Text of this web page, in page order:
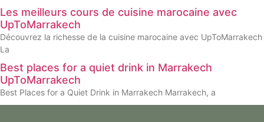
Les meilleurs cours de cuisine marocaine avec
UpToMarrakech
Découvrez la richesse de la cuisine marocaine avec UpToMarrakech
La
Best places for a quiet drink in Marrakech
UpToMarrakech
Best Places for a Quiet Drink in Marrakech Marrakech, a